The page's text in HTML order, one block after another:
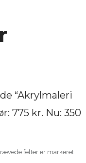
“Akrylmaleri
775 kr. Nu: 350
felter er markeret